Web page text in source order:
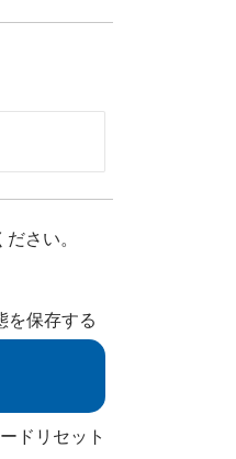
さい。
を保存する
ドリセット